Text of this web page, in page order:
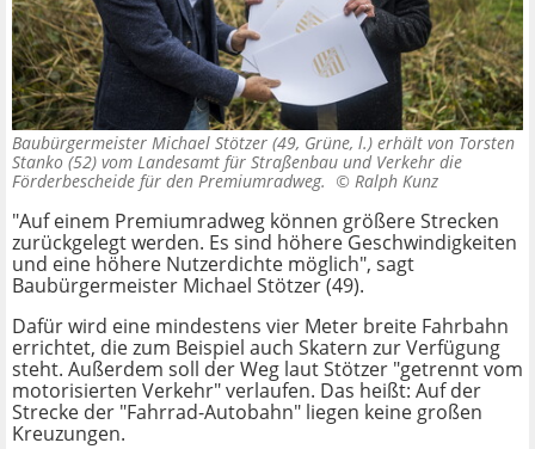
Baubürgermeister Michael Stötzer (49, Grüne, l.) erhält von Torsten
Stanko (52) vom Landesamt für Straßenbau und Verkehr die
Förderbescheide für den Premiumradweg. © Ralph Kunz
"Auf einem Premiumradweg können größere Strecken
zurückgelegt werden. Es sind höhere Geschwindigkeiten
und eine höhere Nutzerdichte möglich", sagt
Baubürgermeister Michael Stötzer (49).
Dafür wird eine mindestens vier Meter breite Fahrbahn
errichtet, die zum Beispiel auch Skatern zur Verfügung
steht. Außerdem soll der Weg laut Stötzer "getrennt vom
motorisierten Verkehr" verlaufen. Das heißt: Auf der
Strecke der "Fahrrad-Autobahn" liegen keine großen
Kreuzungen.